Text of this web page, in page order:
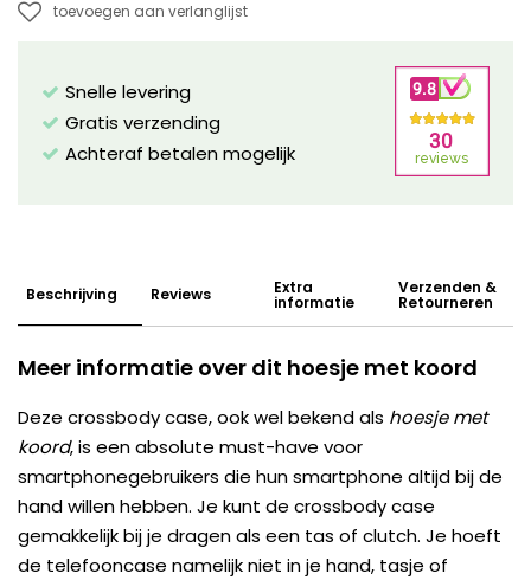
toevoegen aan verlanglijst
Snelle levering
Gratis verzending
Achteraf betalen mogelijk
Beschrijving Reviews Extra
informatie
Verzenden &
Retourneren
Meer informatie over dit hoesje met koord
Deze crossbody case, ook wel bekend als hoesje met
koord, is een absolute must-have voor
smartphonegebruikers die hun smartphone altijd bij de
hand willen hebben. Je kunt de crossbody case
gemakkelijk bij je dragen als een tas of clutch. Je hoeft
de telefooncase namelijk niet in je hand, tasje of